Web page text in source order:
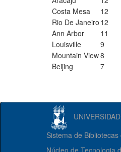
Costa Mesa
12
Rio De Janeiro 12
Ann Arbor
11
Louisville
9
Mountain View8
Beijing
7
Sistema de
Núcleo de Tecnologia